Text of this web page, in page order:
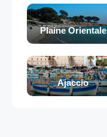
Plaine Orientale
Ajaccio